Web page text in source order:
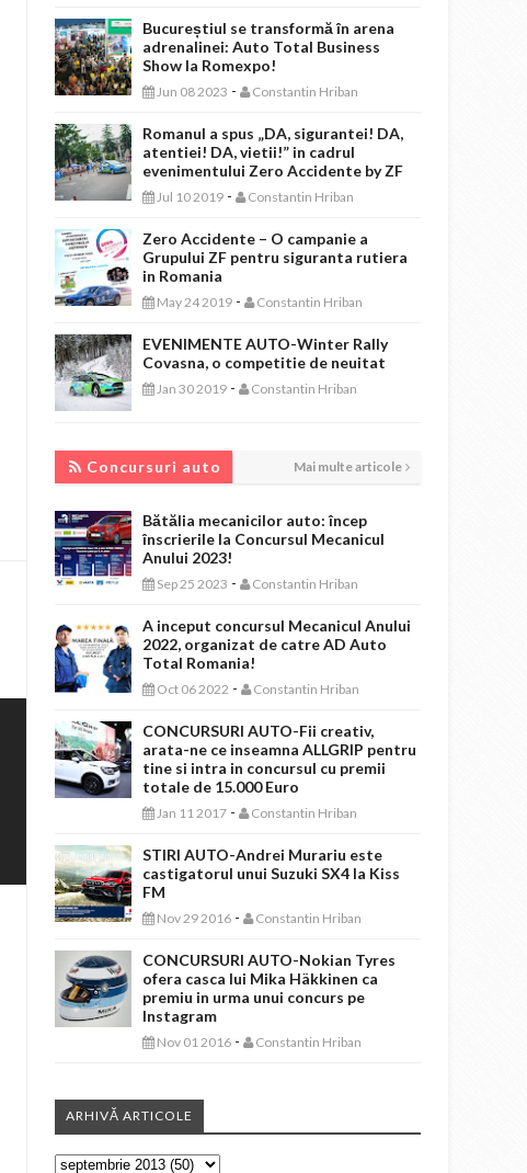
Bucureștiul se transformă în arena
adrenalinei: Auto Total Business
Show la Romexpo!
Jun 08 2023 - Constantin Hriban
Romanul a spus „DA, sigurantei! DA,
atentiei! DA, vietii!” in cadrul
evenimentului Zero Accidente by ZF
Jul 10 2019 - Constantin Hriban
Zero Accidente – O campanie a
Grupului ZF pentru siguranta rutiera
in Romania
May 24 2019 - Constantin Hriban
EVENIMENTE AUTO-Winter Rally
Covasna, o competitie de neuitat
Jan 30 2019 - Constantin Hriban
Concursuri auto Mai multe articole
Bătălia mecanicilor auto: încep
înscrierile la Concursul Mecanicul
Anului 2023!
Sep 25 2023 - Constantin Hriban
A inceput concursul Mecanicul Anului
2022, organizat de catre AD Auto
Total Romania!
Oct 06 2022 - Constantin Hriban
CONCURSURI AUTO-Fii creativ,
arata-ne ce inseamna ALLGRIP pentru
tine si intra in concursul cu premii
totale de 15.000 Euro
Jan 11 2017 - Constantin Hriban
STIRI AUTO-Andrei Murariu este
castigatorul unui Suzuki SX4 la Kiss
FM
Nov 29 2016 - Constantin Hriban
CONCURSURI AUTO-Nokian Tyres
ofera casca lui Mika Häkkinen ca
premiu in urma unui concurs pe
Instagram
Nov 01 2016 - Constantin Hriban
ARHIVĂ ARTICOLE